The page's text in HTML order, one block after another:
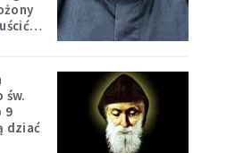
św.
9
dziać